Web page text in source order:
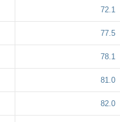
72.1
77.5
78.1
81.0
82.0